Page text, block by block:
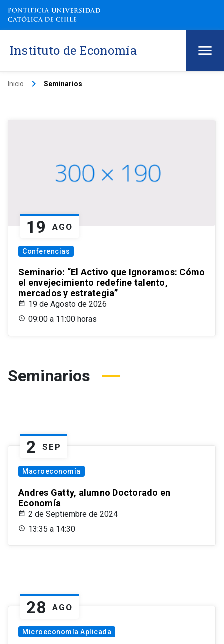
Instituto de Economía
Inicio keyboard_arrow_right Seminarios
19 AGO
Conferencias
Seminario: “El Activo que Ignoramos: Cómo
el envejecimiento redefine talento,
mercados y estrategia”
19 de Agosto de 2026
09:00 a 11:00 horas
Seminarios
2 SEP
Macroeconomía
Andres Gatty, alumno Doctorado en
Economía
2 de Septiembre de 2024
13:35 a 14:30
28 AGO
Microeconomía Aplicada